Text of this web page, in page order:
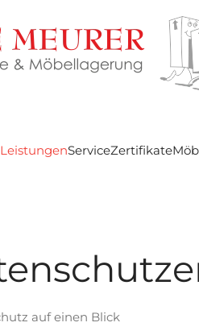
LeistungenServiceZertifikate
auf einen Blick